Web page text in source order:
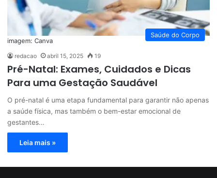
Saúde do Corpo
imagem: Canva
redacao abril 15, 2025 19
Pré-Natal: Exames, Cuidados e Dicas
Para uma Gestação Saudável
O pré-natal é uma etapa fundamental para garantir não apenas
a saúde física, mas também o bem-estar emocional de
gestantes…
Leia mais »